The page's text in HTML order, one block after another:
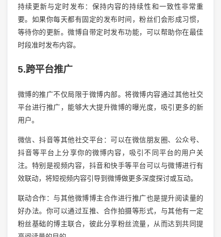
持续更新与定时发布：保持内容的持续性和一致性非常重
要。如果你每天都有固定的发布时间，粉丝们会形成习惯，
等待你的更新。微博自带定时发布功能，可以帮助你在最佳
时段准时发布内容。
5.跨平台推广
微博的推广不仅局限于微博内部。将微博内容通过其他社交
平台进行推广，能够大大提升微博的曝光度，吸引更多的新
用户。
微信、抖音等其他社交平台：可以在微信朋友圈、公众号、
抖音等平台上分享你的微博内容，吸引不同平台的用户关
注。特别是视频内容，抖音和快手等平台可以与微博进行有
效联动，将短视频内容引导到微博做更多深度探讨或互动。
联动合作：与其他微博博主合作进行推广也是提升阅读量的
好办法。你可以通过互推、合作拍摄等形式，与其他有一定
粉丝基础的博主联合，彼此分享粉丝流量，从而达到共同提